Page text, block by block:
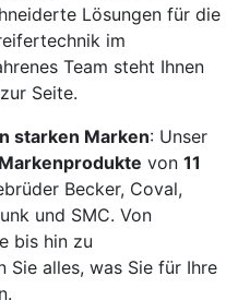
Lösungen für die
im
Team steht Ihnen
Seite.
starken Marken: Unser
von 11
Becker, Coval,
und SMC. Von
bis hin zu
Sie alles, was Sie für Ihre